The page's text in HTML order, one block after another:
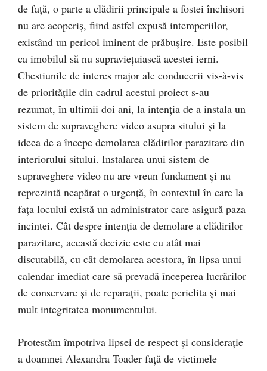
de față, o parte a clădirii principale a fostei închisori
nu are acoperiș, fiind astfel expusă intemperiilor,
existând un pericol iminent de prăbușire. Este posibil
ca imobilul să nu supraviețuiască acestei ierni.
Chestiunile de interes major ale conducerii vis-à-vis
de prioritățile din cadrul acestui proiect s-au
rezumat, în ultimii doi ani, la intenția de a instala un
sistem de supraveghere video asupra sitului și la
ideea de a începe demolarea clădirilor parazitare din
interiorului sitului. Instalarea unui sistem de
supraveghere video nu are vreun fundament și nu
reprezintă neapărat o urgență, în contextul în care la
fața locului există un administrator care asigură paza
incintei. Cât despre intenția de demolare a clădirilor
parazitare, această decizie este cu atât mai
discutabilă, cu cât demolarea acestora, în lipsa unui
calendar imediat care să prevadă începerea lucrărilor
de conservare și de reparații, poate periclita și mai
mult integritatea monumentului.
Protestăm împotriva lipsei de respect și considerație
a doamnei Alexandra Toader față de victimele